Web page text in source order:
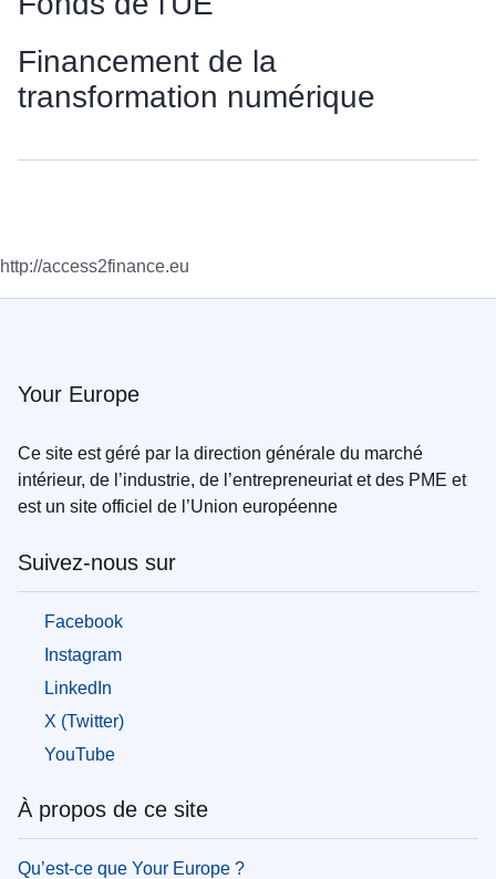
Financement de la
transformation numérique
http://access2finance.eu
Your Europe
Ce site est géré par la direction générale du marché
intérieur, de l’industrie, de l’entrepreneuriat et des PME et
est un site officiel de l’Union européenne
Suivez-nous sur
Facebook
Instagram
LinkedIn
X (Twitter)
YouTube
À propos de ce site
Qu’est-ce que Your Europe ?